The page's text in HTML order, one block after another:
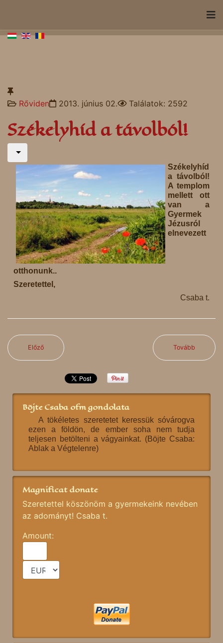
Rőviden 2013. június 02. Találatok: 2592
Székelyhíd a távolból!
Székelyhíd
a távolból!
A templom
mellett ott
van a
Gyermek
Jézusról
elnevezett
otthonunk..
Szeretettel,
Csaba t.
Előző Tovább
Böjte Csaba ofm gondolata
A tökéletes szeretetet keressük sóvárogva
ezen a földön, de ember soha nem tudja
teljesen betölteni a vágyainkat. (Böjte Csaba:
Ablak a Végtelenre)
Magnificat donate
Szeretettel köszönöm a gyermekeink nevében
az adományt! Csaba t.
Amount: